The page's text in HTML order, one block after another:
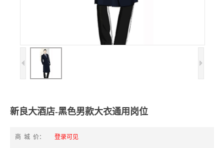
新良大酒店-黑色男款大衣通用岗位
商 城 价： 登录可见